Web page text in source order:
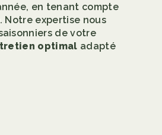
en tenant compte
expertise nous
de votre
optimal adapté